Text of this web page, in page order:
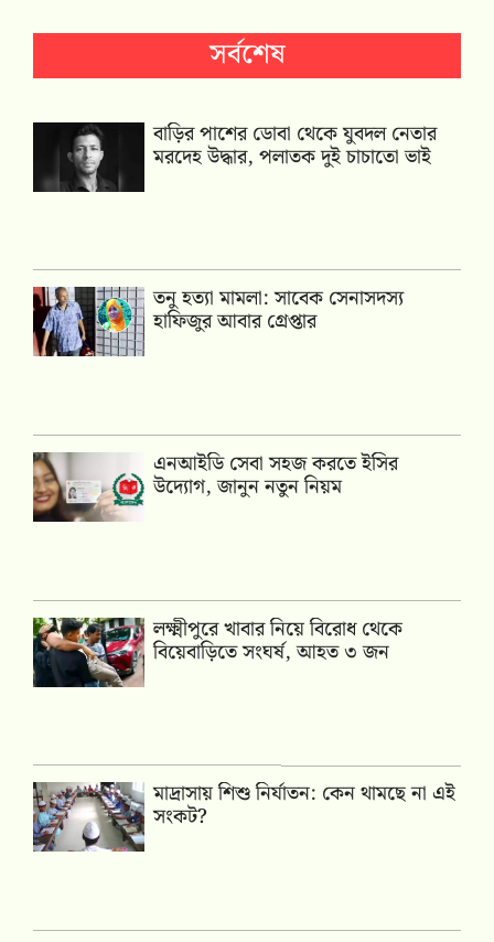
সর্বশেষ
বাড়ির পাশের ডোবা থেকে যুবদল নেতার
মরদেহ উদ্ধার, পলাতক দুই চাচাতো ভাই
তনু হত্যা মামলা: সাবেক সেনাসদস্য
হাফিজুর আবার গ্রেপ্তার
এনআইডি সেবা সহজ করতে ইসির
উদ্যোগ, জানুন নতুন নিয়ম
লক্ষ্মীপুরে খাবার নিয়ে বিরোধ থেকে
বিয়েবাড়িতে সংঘর্ষ, আহত ৩ জন
মাদ্রাসায় শিশু নির্যাতন: কেন থামছে না এই
সংকট?